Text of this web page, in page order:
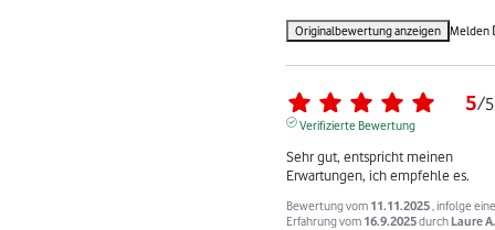
Originalbewertung anzeigen Melden
5/5
Verifizierte Bewertung
Sehr gut, entspricht meinen
Erwartungen, ich empfehle es.
Bewertung vom 11.11.2025 , infolge
Erfahrung vom 16.9.2025durch Laure A.